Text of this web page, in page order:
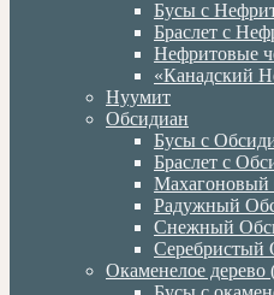
Бусы с
Браслет с
Нефритовые
«Канадский
Нуумит
Обсидиан
Бусы с
Браслет с
Махагоновый
Радужный
Снежный
Серебристый
Окаменелое дерево